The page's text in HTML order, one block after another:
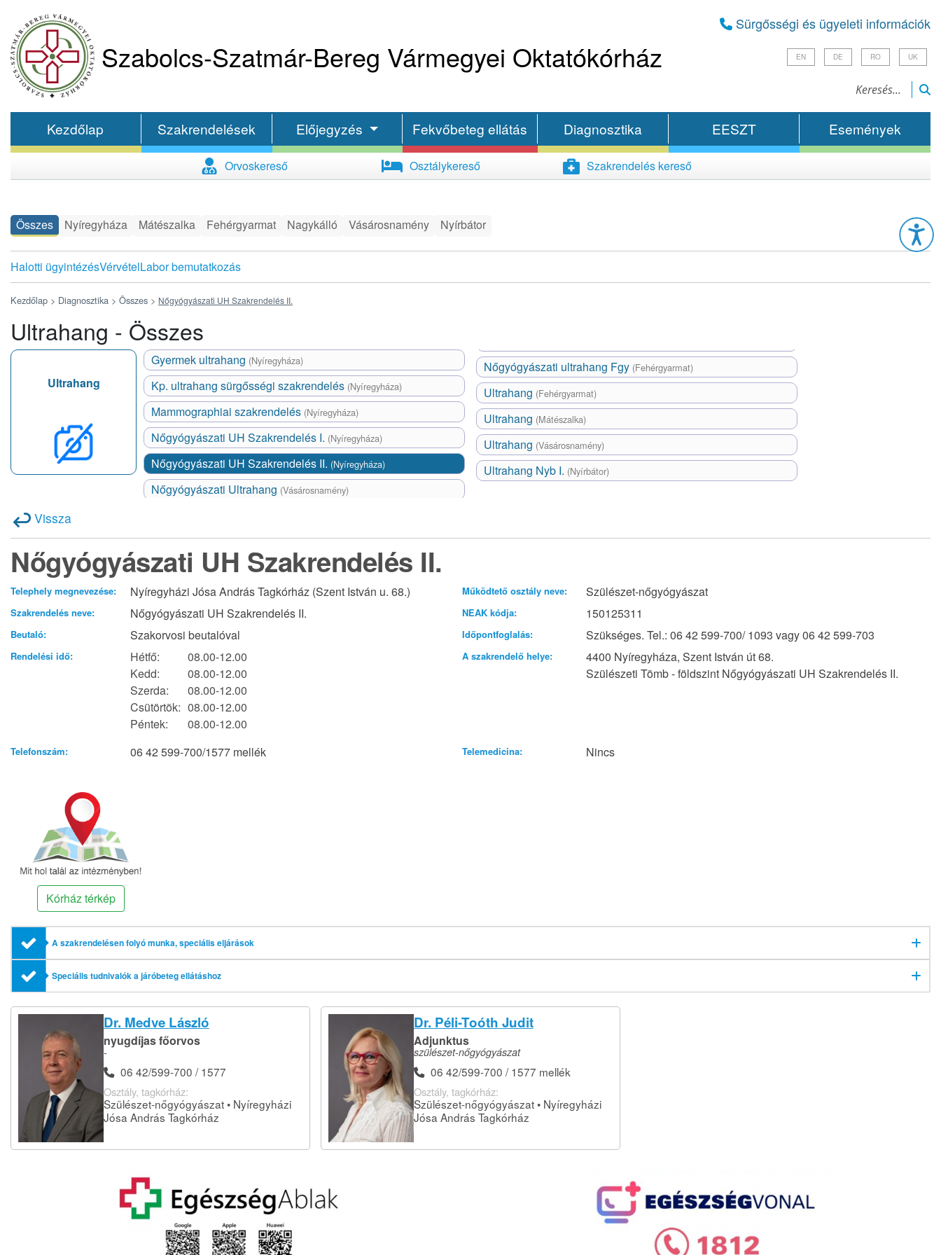
Szabolcs-Szatmár-Bereg Vármegyei Oktatókórház
Sürgősségi és ügyeleti információk
EN DE RO UK
Kezdőlap Szakrendelések Előjegyzés Fekvőbeteg ellátás Diagnosztika EESZT Események
Orvoskereső Osztálykereső Szakrendelés kereső
Összes Nyíregyháza Mátészalka Fehérgyarmat Nagykálló Vásárosnamény Nyírbátor
Halotti ügyintézésVérvételLabor bemutatkozás
Kezdőlap > Diagnosztika > Összes > Nőgyógyászati UH Szakrendelés II.
Ultrahang - Összes
Ultrahang
Gyermek ultrahang (Nyíregyháza)
Kp. ultrahang sürgősségi szakrendelés (Nyíregyháza)
Mammographiai szakrendelés (Nyíregyháza)
Nőgyógyászati UH Szakrendelés I. (Nyíregyháza)
Nőgyógyászati UH Szakrendelés II. (Nyíregyháza)
Nőgyógyászati Ultrahang (Vásárosnamény)
Nőgyógyászati ultrahang Fgy (Fehérgyarmat)
Ultrahang (Fehérgyarmat)
Ultrahang (Mátészalka)
Ultrahang (Vásárosnamény)
Ultrahang Nyb I. (Nyírbátor)
Vissza
Nőgyógyászati UH Szakrendelés II.
Telephely megnevezése: Nyíregyházi Jósa András Tagkórház (Szent István u. 68.) Működtető osztály neve: Szülészet-nőgyógyászat
Szakrendelés neve: Nőgyógyászati UH Szakrendelés II. NEAK kódja: 150125311
Beutaló: Szakorvosi beutalóval Időpontfoglalás: Szükséges. Tel.: 06 42 599-700/ 1093 vagy 06 42 599-703
Rendelési idő: Hétfő:
08.00-12.00
Kedd:
08.00-12.00
Szerda:
08.00-12.00
Csütörtök: 08.00-12.00
Péntek:
08.00-12.00
A szakrendelő helye:
4400 Nyíregyháza, Szent István út 68.
Szülészeti Tömb - földszint Nőgyógyászati UH Szakrendelés II.
Telefonszám: 06 42 599-700/1577 mellék Telemedicina: Nincs
Kórház térkép
A szakrendelésen folyó munka, speciális eljárások
Speciális tudnivalók a járóbeteg ellátáshoz
Dr. Medve László
nyugdíjas főorvos
-
06 42/599-700 / 1577
Osztály, tagkórház:
Szülészet-nőgyógyászat • Nyíregyházi
Jósa András Tagkórház
Dr. Péli-Toóth Judit
Adjunktus
szülészet-nőgyógyászat
06 42/599-700 / 1577 mellék
Osztály, tagkórház:
Szülészet-nőgyógyászat • Nyíregyházi
Jósa András Tagkórház